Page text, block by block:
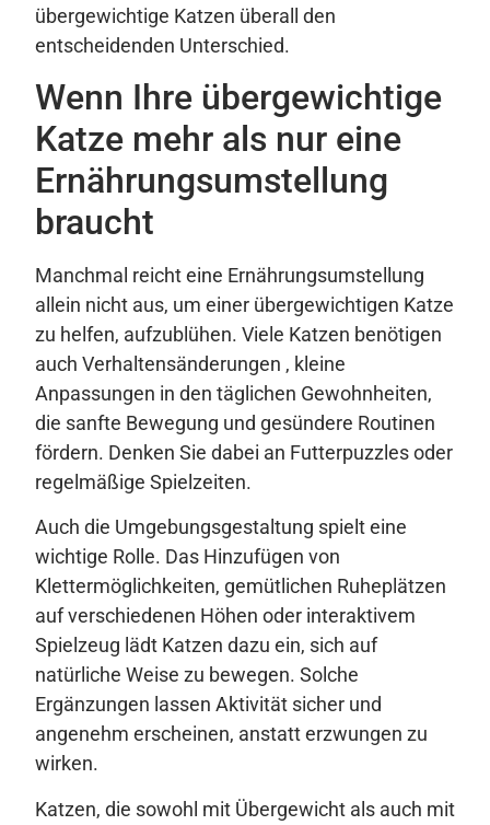
übergewichtige Katzen überall den
entscheidenden Unterschied.
Wenn Ihre übergewichtige
Katze mehr als nur eine
Ernährungsumstellung
braucht
Manchmal reicht eine Ernährungsumstellung
allein nicht aus, um einer übergewichtigen Katze
zu helfen, aufzublühen. Viele Katzen benötigen
auch Verhaltensänderungen , kleine
Anpassungen in den täglichen Gewohnheiten,
die sanfte Bewegung und gesündere Routinen
fördern. Denken Sie dabei an Futterpuzzles oder
regelmäßige Spielzeiten.
Auch die Umgebungsgestaltung spielt eine
wichtige Rolle. Das Hinzufügen von
Klettermöglichkeiten, gemütlichen Ruheplätzen
auf verschiedenen Höhen oder interaktivem
Spielzeug lädt Katzen dazu ein, sich auf
natürliche Weise zu bewegen. Solche
Ergänzungen lassen Aktivität sicher und
angenehm erscheinen, anstatt erzwungen zu
wirken.
Katzen, die sowohl mit Übergewicht als auch mit